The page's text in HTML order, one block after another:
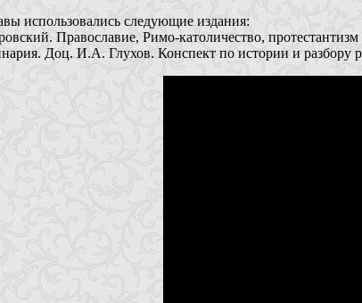
использовались следующие издания:
Православие, Римо-католичество,
Доц. И.А. Глухов. Конспект по истории и разбору